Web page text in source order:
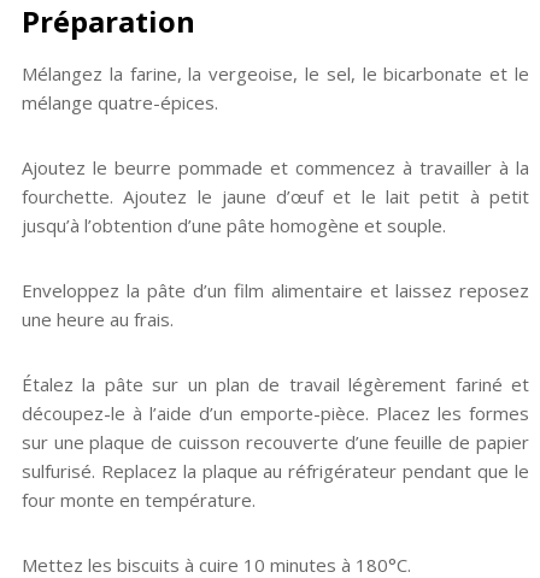
Préparation
Mélangez la farine, la vergeoise, le sel, le bicarbonate et le
mélange quatre-épices.
Ajoutez le beurre pommade et commencez à travailler à la
fourchette. Ajoutez le jaune d’œuf et le lait petit à petit
jusqu’à l’obtention d’une pâte homogène et souple.
Enveloppez la pâte d’un film alimentaire et laissez reposez
une heure au frais.
Étalez la pâte sur un plan de travail légèrement fariné et
découpez-le à l’aide d’un emporte-pièce. Placez les formes
sur une plaque de cuisson recouverte d’une feuille de papier
sulfurisé. Replacez la plaque au réfrigérateur pendant que le
four monte en température.
Mettez les biscuits à cuire 10 minutes à 180°C.